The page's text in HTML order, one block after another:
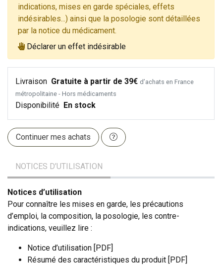
indications, mises en garde spéciales, effets
indésirables...) ainsi que la posologie sont détaillées
par la notice du médicament.
Déclarer un effet indésirable
Livraison Gratuite à partir de 39€ d’achats en France
métropolitaine - Hors médicaments
Disponibilité En stock
Continuer mes achats
NOTICES D’UTILISATION
Notices d’utilisation
Pour connaître les mises en garde, les précautions
d’emploi, la composition, la posologie, les contre-
indications, veuillez lire :
Notice d’utilisation [PDF]
Résumé des caractéristiques du produit [PDF]